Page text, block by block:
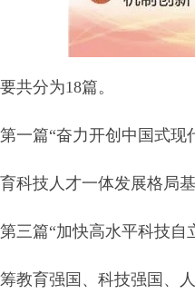
共分为18篇。
一篇“奋力开创中国式现
科技人才一体发展格局基
三篇“加快高水平科技自
教育强国、科技强国、